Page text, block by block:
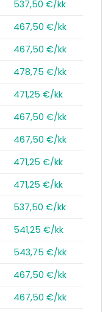
537,50 €/kk
467,50 €/kk
467,50 €/kk
478,75 €/kk
471,25 €/kk
467,50 €/kk
467,50 €/kk
471,25 €/kk
471,25 €/kk
537,50 €/kk
541,25 €/kk
543,75 €/kk
467,50 €/kk
467,50 €/kk